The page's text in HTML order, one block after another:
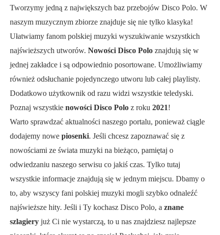
Tworzymy jedną z największych baz przebojów Disco Polo. W
naszym muzycznym zbiorze znajduje się nie tylko klasyka!
Ułatwiamy fanom polskiej muzyki wyszukiwanie wszystkich
najświeższych utworów. Nowości Disco Polo znajdują się w
jednej zakładce i są odpowiednio posortowane. Umożliwiamy
również odsłuchanie pojedynczego utworu lub całej playlisty.
Dodatkowo użytkownik od razu widzi wszystkie teledyski.
Poznaj wszystkie nowości Disco Polo z roku 2021!
Warto sprawdzać aktualności naszego portalu, ponieważ ciągle
dodajemy nowe piosenki. Jeśli chcesz zapoznawać się z
nowościami ze świata muzyki na bieżąco, pamiętaj o
odwiedzaniu naszego serwisu co jakiś czas. Tylko tutaj
wszystkie informacje znajdują się w jednym miejscu. Dbamy o
to, aby wszyscy fani polskiej muzyki mogli szybko odnaleźć
najświeższe hity. Jeśli i Ty kochasz Disco Polo, a znane
szlagiery już Ci nie wystarczą, to u nas znajdziesz najlepsze